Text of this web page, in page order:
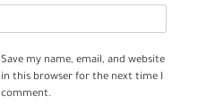
Save my name, email, and website
in this browser for the next time I
comment.